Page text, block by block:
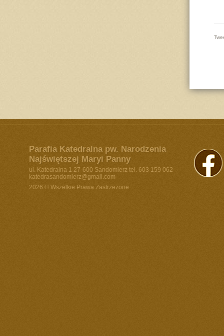
Parafia Katedralna pw. Narodzenia
Najświętszej Maryi Panny
ul. Katedralna 1 27-600 Sandomierz tel. 603 159 062
katedrasandomierz@gmail.com
2026 © Wszelkie Prawa Zastrzeżone